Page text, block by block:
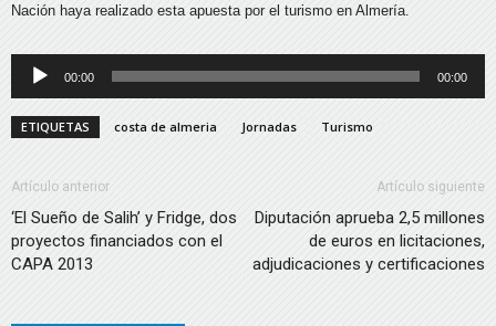
Nación haya realizado esta apuesta por el turismo en Almería.
Reproductor
de
audio
00:00 00:00
ETIQUETAS costa de almeria Jornadas Turismo
Artículo anterior
‘El Sueño de Salih’ y Fridge, dos
proyectos financiados con el
CAPA 2013
Artículo siguiente
Diputación aprueba 2,5 millones
de euros en licitaciones,
adjudicaciones y certificaciones